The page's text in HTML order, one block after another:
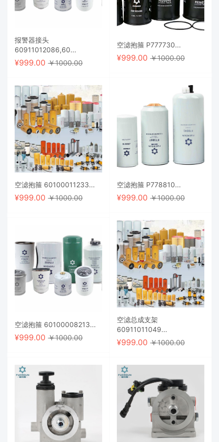
报警器接头
60911012086,60...
¥999.00 ￥1000.00
空滤抱箍 P777730...
¥999.00 ￥1000.00
空滤抱箍 60100011233...
¥999.00 ￥1000.00
空滤抱箍 P778810...
¥999.00 ￥1000.00
空滤抱箍 60100008213...
¥999.00 ￥1000.00
空滤总成支架
60911011049...
¥999.00 ￥1000.00